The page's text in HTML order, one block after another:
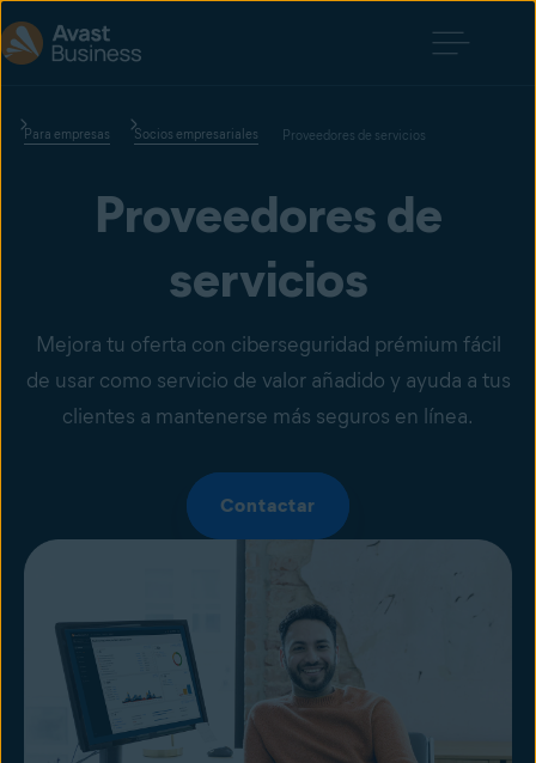
Para empresas Socios empresariales Proveedores de servicios
Proveedores de
servicios
Mejora tu oferta con ciberseguridad prémium fácil
de usar como servicio de valor añadido y ayuda a tus
clientes a mantenerse más seguros en línea.
Contactar